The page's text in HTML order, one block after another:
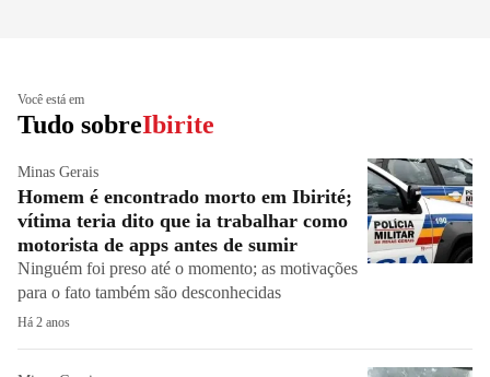
Você está em
Tudo sobreIbirite
Minas Gerais
Homem é encontrado morto em Ibirité;
vítima teria dito que ia trabalhar como
motorista de apps antes de sumir
Ninguém foi preso até o momento; as motivações
para o fato também são desconhecidas
Há 2 anos